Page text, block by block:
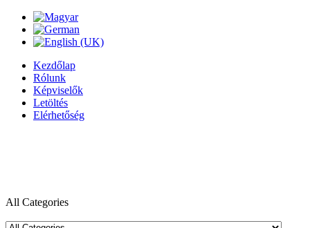
Kezdőlap
Rólunk
Képviselők
Letöltés
Elérhetőség
All Categories